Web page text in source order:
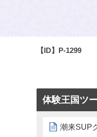
【ID】 P-1299
体験王国ツ
潮来SUP